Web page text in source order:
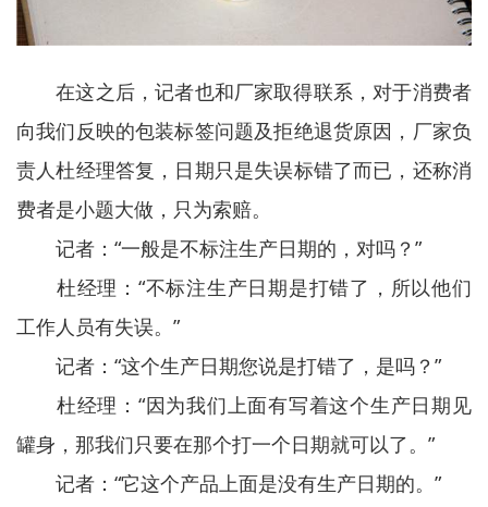
在这之后，记者也和厂家取得联系，对于消费者
向我们反映的包装标签问题及拒绝退货原因，厂家负
责人杜经理答复，日期只是失误标错了而已，还称消
费者是小题大做，只为索赔。
记者：“一般是不标注生产日期的，对吗？”
杜经理：“不标注生产日期是打错了，所以他们
工作人员有失误。”
记者：“这个生产日期您说是打错了，是吗？”
杜经理：“因为我们上面有写着这个生产日期见
罐身，那我们只要在那个打一个日期就可以了。”
记者：“它这个产品上面是没有生产日期的。”